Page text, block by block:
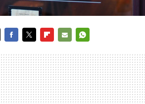
MAIL